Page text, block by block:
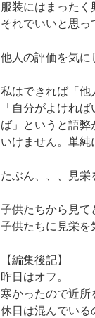
服装にはまったく
それでいいと思っ
他人の評価を気に
私はできれば「他
「自分がよけれ
ば」というと語
いけません。単純
たぶん、、、見栄
子供たちから見て
子供たちに見栄を
【編集後記】
昨日はオフ。
寒かったので近所
休日は混んでいる